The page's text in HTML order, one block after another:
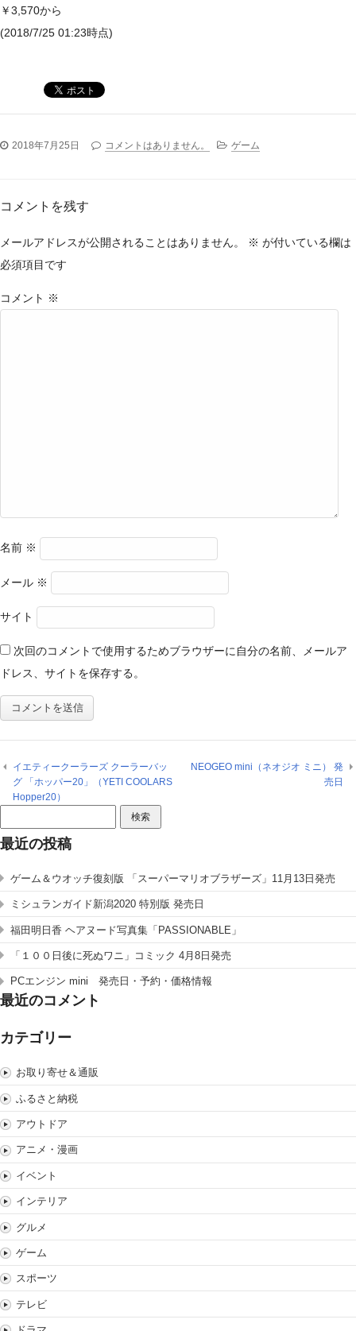
￥3,570から
(2018/7/25 01:23時点)
2018年7月25日 コメントはありません。 ゲーム
コメントを残す
メールアドレスが公開されることはありません。 ※ が付いている欄は
必須項目です
コメント ※
名前 ※
メール ※
サイト
次回のコメントで使用するためブラウザーに自分の名前、メールア
ドレス、サイトを保存する。
イエティークーラーズ クーラーバッ
グ 「ホッパー20」（YETI COOLARS
Hopper20）
NEOGEO mini（ネオジオ ミニ） 発
売日
索:
最近の投稿
ゲーム＆ウオッチ復刻版 「スーパーマリオブラザーズ」11月13日発売
ミシュランガイド新潟2020 特別版 発売日
福田明日香 ヘアヌード写真集「PASSIONABLE」
「１００日後に死ぬワニ」コミック 4月8日発売
PCエンジン mini 発売日・予約・価格情報
最近のコメント
カテゴリー
お取り寄せ＆通販
ふるさと納税
アウトドア
アニメ・漫画
イベント
インテリア
グルメ
ゲーム
スポーツ
テレビ